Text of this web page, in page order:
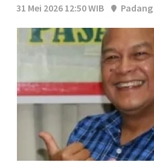
31 Mei 2026 12:50 WIB
Padang